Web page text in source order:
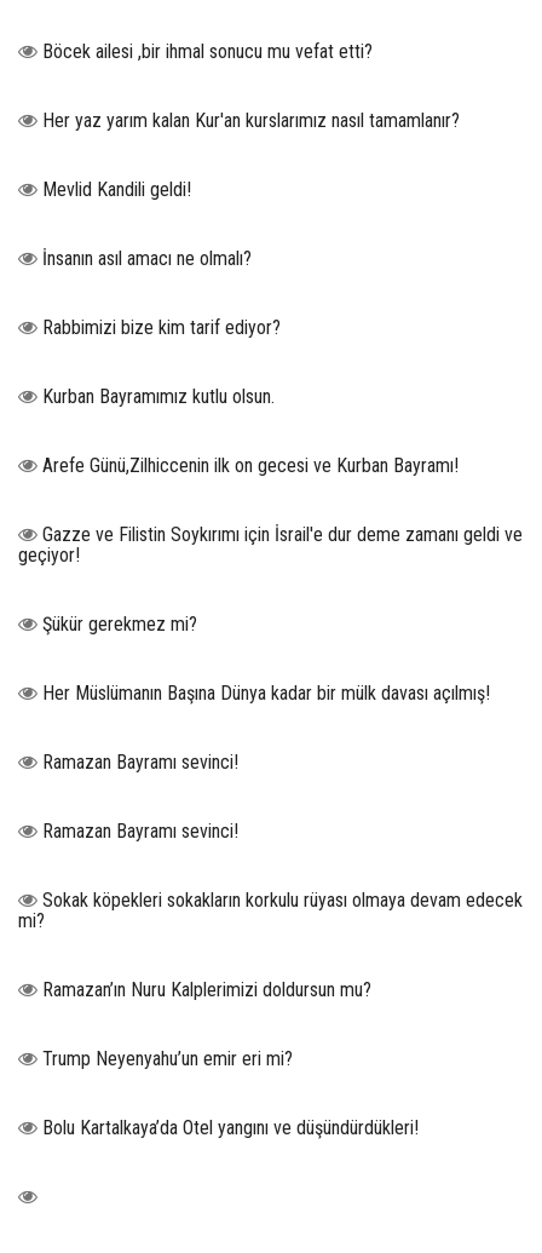
Böcek ailesi ,bir ihmal sonucu mu vefat etti?
Her yaz yarım kalan Kur'an kurslarımız nasıl tamamlanır?
Mevlid Kandili geldi!
İnsanın asıl amacı ne olmalı?
Rabbimizi bize kim tarif ediyor?
Kurban Bayramımız kutlu olsun.
Arefe Günü,Zilhiccenin ilk on gecesi ve Kurban Bayramı!
Gazze ve Filistin Soykırımı için İsrail'e dur deme zamanı geldi ve
geçiyor!
Şükür gerekmez mi?
Her Müslümanın Başına Dünya kadar bir mülk davası açılmış!
Ramazan Bayramı sevinci!
Ramazan Bayramı sevinci!
Sokak köpekleri sokakların korkulu rüyası olmaya devam edecek
mi?
Ramazan’ın Nuru Kalplerimizi doldursun mu?
Trump Neyenyahu’un emir eri mi?
Bolu Kartalkaya’da Otel yangını ve düşündürdükleri!